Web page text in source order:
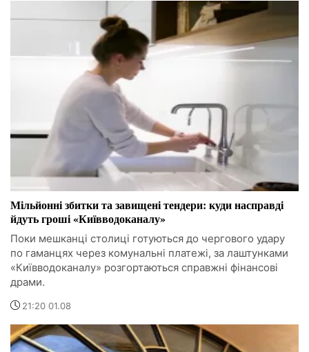
Мільйонні збитки та завищені тендери: куди насправді
йдуть гроші «Київводоканалу»
Поки мешканці столиці готуються до чергового удару
по гаманцях через комунальні платежі, за лаштунками
«Київводоканалу» розгортаються справжні фінансові
драми.
21:20 01.08